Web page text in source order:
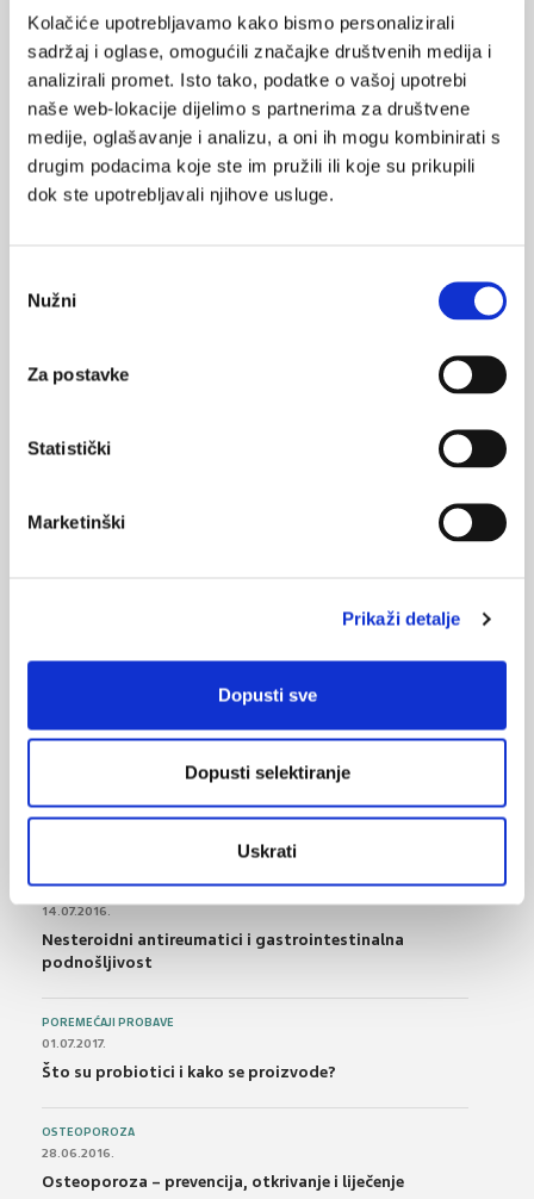
Kolačiće upotrebljavamo kako bismo personalizirali
sadržaj i oglase, omogućili značajke društvenih medija i
analizirali promet. Isto tako, podatke o vašoj upotrebi
naše web-lokacije dijelimo s partnerima za društvene
medije, oglašavanje i analizu, a oni ih mogu kombinirati s
drugim podacima koje ste im pružili ili koje su prikupili
dok ste upotrebljavali njihove usluge.
pristanka
Nužni
Za postavke
Statistički
Marketinški
Prikaži detalje
Dopusti sve
Dopusti selektiranje
Uskrati
dijeta
POVRATAK
VEZANI SADRŽAJ
bubrega
28.12.2012.
NAJPOPULARNIJE >
<
21.10.2015.
FARMAKOLOGIJA
14.07.2016.
Nesteroidni antireumatici i gastrointestinalna
podnošljivost
POREMEĆAJI PROBAVE
01.07.2017.
Što su probiotici i kako se proizvode?
OSTEOPOROZA
28.06.2016.
Osteoporoza – prevencija, otkrivanje i liječenje